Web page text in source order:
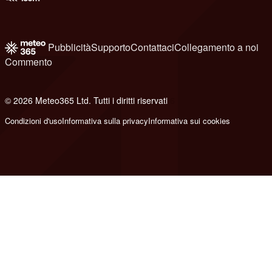
PubblicitàSupportoContattaciCollegamento a noi
Commento
© 2026 Meteo365 Ltd. Tutti i diritti riservati
Condizioni d'usoInformativa sulla privacyInformativa sui cookies